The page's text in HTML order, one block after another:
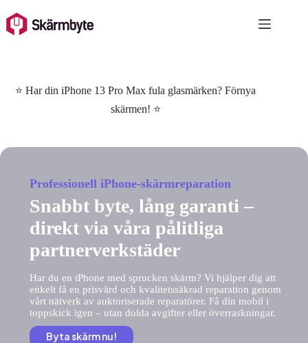
to
content
⭐ Har din iPhone 13 Pro Max fula glasmärken? Förnya
skärmen! ⭐
Professionell iPhone-skärmreparation
Snabbt byte, lång garanti –
direkt via våra pålitliga
partnerverkstäder
Har du en iPhone med sprucken skärm? Vi hjälper dig att
enkelt få en prisvärd och kvalitetssäkrad reparation genom
vårt nätverk av auktoriserade reparatörer. Få din mobil i
toppskick igen – utan dolda avgifter eller överraskningar.
Byta skärm nu!